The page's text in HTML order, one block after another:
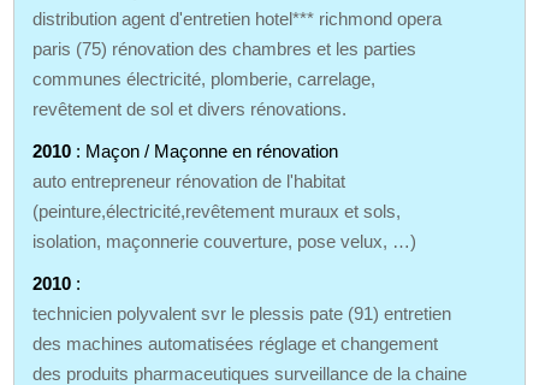
distribution agent d'entretien hotel*** richmond opera
paris (75) rénovation des chambres et les parties
communes électricité, plomberie, carrelage,
revêtement de sol et divers rénovations.
2010 : Maçon / Maçonne en rénovation
auto entrepreneur rénovation de l'habitat
(peinture,électricité,revêtement muraux et sols,
isolation, maçonnerie couverture, pose velux, …)
2010 :
technicien polyvalent svr le plessis pate (91) entretien
des machines automatisées réglage et changement
des produits pharmaceutiques surveillance de la chaine